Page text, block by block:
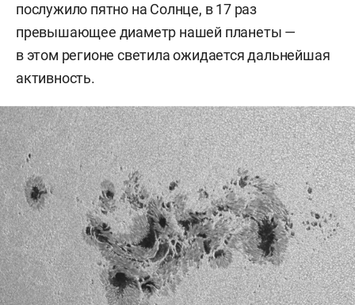
послужило пятно на Солнце, в 17 раз
превышающее диаметр нашей планеты —
в этом регионе светила ожидается дальнейшая
активность.